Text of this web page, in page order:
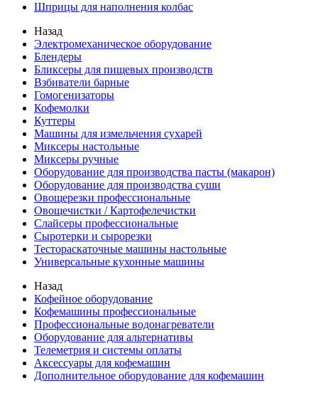
Шприцы для наполнения колбас
Назад
Электромеханическое оборудование
Блендеры
Бликсеры для пищевых производств
Взбиватели барные
Гомогенизаторы
Кофемолки
Куттеры
Машины для измельчения сухарей
Миксеры настольные
Миксеры ручные
Оборудование для производства пасты (макарон)
Оборудование для производства суши
Овощерезки профессиональные
Овощечистки / Картофелечистки
Слайсеры профессиональные
Сыротерки и сырорезки
Тестораскаточные машины настольные
Универсальные кухонные машины
Назад
Кофейное оборудование
Кофемашины профессиональные
Профессиональные водонагреватели
Оборудование для альтернативы
Телеметрия и системы оплаты
Аксессуары для кофемашин
Дополнительное оборудование для кофемашин